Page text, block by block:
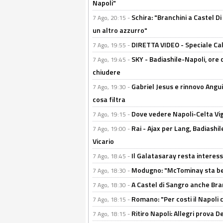
Napoli"
7 Ago, 20:15 - Schira: "Branchini a Castel
un altro azzurro"
7 Ago, 19:55 - DIRETTA VIDEO - Speciale
7 Ago, 19:45 - SKY - Badiashile-Napoli,
chiudere
7 Ago, 19:30 - Gabriel Jesus e rinnovo
cosa filtra
7 Ago, 19:15 - Dove vedere Napoli-Celta
7 Ago, 19:00 - Rai - Ajax per Lang,
Vicario
7 Ago, 18:45 - Il Galatasaray resta
7 Ago, 18:30 - Modugno: "McTominay sta
7 Ago, 18:30 -A Castel di Sangro anche
7 Ago, 18:15 - Romano: "Per costi il
7 Ago, 18:15 - Ritiro Napoli: Allegri prova